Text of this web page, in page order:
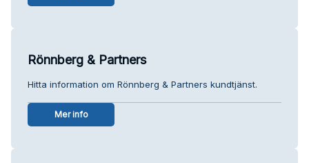
Rönnberg & Partners
Hitta information om Rönnberg & Partners kundtjänst.
Mer info